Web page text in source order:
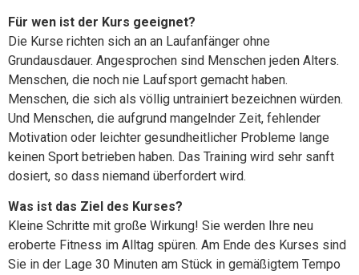
Für wen ist der Kurs geeignet?
Die Kurse richten sich an an Laufanfänger ohne
Grundausdauer. Angesprochen sind Menschen jeden Alters.
Menschen, die noch nie Laufsport gemacht haben.
Menschen, die sich als völlig untrainiert bezeichnen würden.
Und Menschen, die aufgrund mangelnder Zeit, fehlender
Motivation oder leichter gesundheitlicher Probleme lange
keinen Sport betrieben haben. Das Training wird sehr sanft
dosiert, so dass niemand überfordert wird.
Was ist das Ziel des Kurses?
Kleine Schritte mit große Wirkung! Sie werden Ihre neu
eroberte Fitness im Alltag spüren. Am Ende des Kurses sind
Sie in der Lage 30 Minuten am Stück in gemäßigtem Tempo